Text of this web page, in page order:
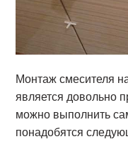
Монтаж смесителя
является довольно
можно выполнить
понадобятся